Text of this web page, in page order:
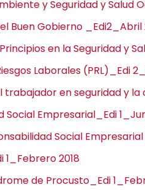
y Seguridad y Salud
Buen Gobierno _Edi2_Abril
en la Seguridad y
Laborales (PRL)_Edi
en seguridad y la
Empresarial_Edi
Social Empresarial
2018
de Procusto_Edi